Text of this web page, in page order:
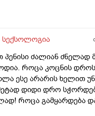
სექსოლოგია
პენისი ძალიან ძნელად
Როცა კოცნის დროს
ესე არარის ხელით
დიდი დრო
Როცა გამყარდება